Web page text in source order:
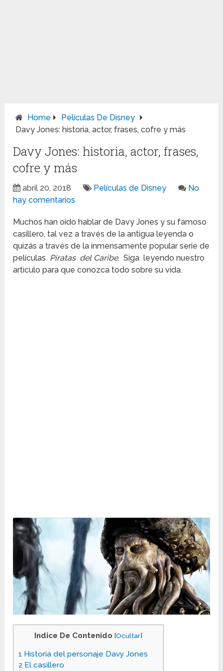
Home
Películas De Disney
Davy Jones: historia, actor, frases, cofre y más
Davy Jones: historia, actor, frases,
cofre y más
abril 20, 2018 Películas de Disney
No
hay comentarios
Muchos han oído hablar de Davy Jones y su famoso
casillero, tal vez a través de la antigua leyenda o
quizás a través de la inmensamente popular serie de
películas Piratas del Caribe. Siga leyendo nuestro
articulo para que conozca todo sobre su vida.
Indice De Contenido [Ocultar]
1 Historia del personaje Davy Jones
2 El casillero